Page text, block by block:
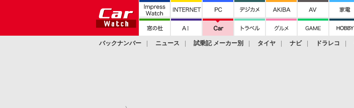
バックナンバー ニュース 試乗記 メーカー別 タイヤ ナビ ドラレコ